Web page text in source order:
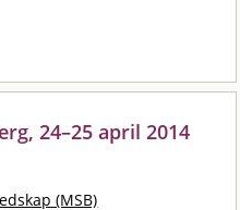
24–25 april 2014
(MSB)